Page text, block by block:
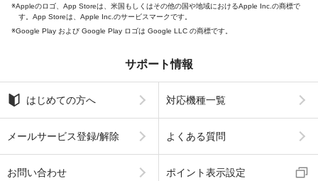
Appleのロゴ、App Storeは、米国もしくはその他の国や地域におけるApple Inc.の商標で
す。App Storeは、Apple Inc.のサービスマークです。
Google Play および Google Play ロゴは Google LLC の商標です。
サポート情報
はじめての方へ 対応機種一覧
メールサービス登録/解除 よくある質問
お問い合わせ ポイント表示設定